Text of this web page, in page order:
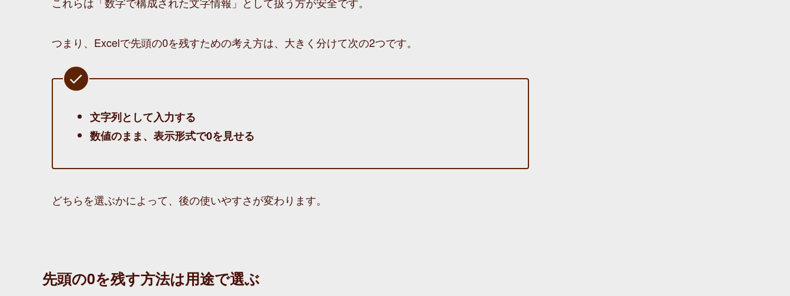
つまり、Excelで先頭の0を残すための考え方は、大きく分けて次の2つです。
文字列として入力する
数値のまま、表示形式で0を見せる
どちらを選ぶかによって、後の使いやすさが変わります。
先頭の0を残す方法は用途で選ぶ